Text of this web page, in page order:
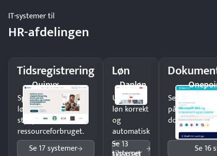
IT-systemer til
HR-afdelingen
Tidsregistrering
Quinyx
Spar tid på
lønberegning og få
styr på
ressourceforbruget.
Se 17 systemer
Løn
Danløn
Udbetal
løn korrekt
og
automatisk
—
Se 13
systemer
Send
på minutter
dokumenter.
Se 16